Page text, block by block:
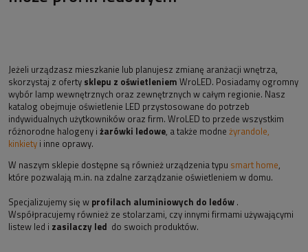
Jeżeli urządzasz mieszkanie lub planujesz zmianę aranżacji wnętrza,
skorzystaj z oferty sklepu z oświetleniem WroLED. Posiadamy ogromny
wybór lamp wewnętrznych oraz zewnętrznych w całym regionie. Nasz
katalog obejmuje oświetlenie LED przystosowane do potrzeb
indywidualnych użytkowników oraz firm. WroLED to przede wszystkim
różnorodne halogeny i żarówki ledowe, a także modne żyrandole,
kinkiety i inne oprawy.
W naszym sklepie dostępne są również urządzenia typu smart home,
które pozwalają m.in. na zdalne zarządzanie oświetleniem w domu.
Specjalizujemy się w profilach aluminiowych do ledów .
Współpracujemy również ze stolarzami, czy innymi firmami używającymi
listew led i zasilaczy led do swoich produktów.